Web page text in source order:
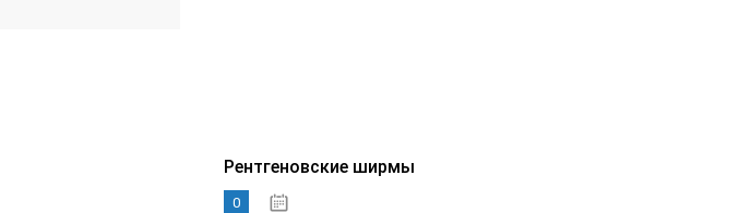
Рентгеновские ширмы
0